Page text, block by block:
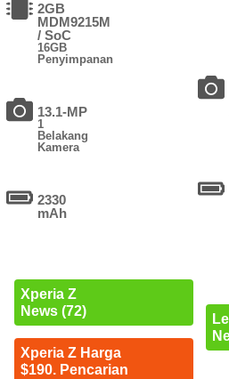
2GB
MDM9215M
/ SoC
16GB
Penyimpanan
13.1-MP
1
Belakang
Kamera
2330
mAh
Xperia Z
News (72)
Xperia Z Harga
$190. Pencarian